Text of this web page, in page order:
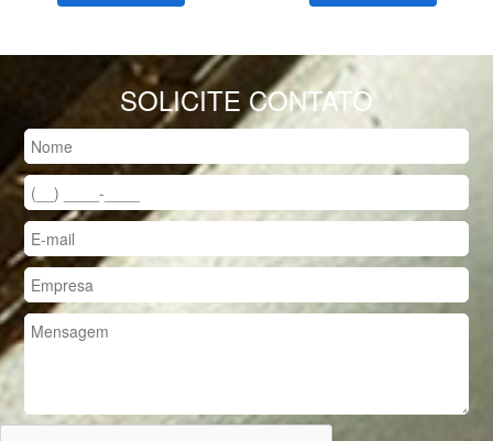
SOLICITE CONTATO